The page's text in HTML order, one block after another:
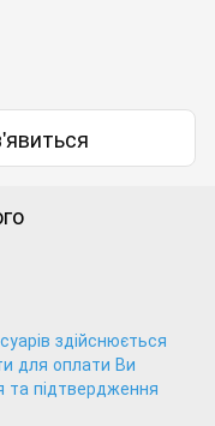
здійснюється
для оплати Ви
підтвердження